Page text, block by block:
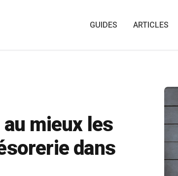
GUIDES ARTICLES
mieux les
dans